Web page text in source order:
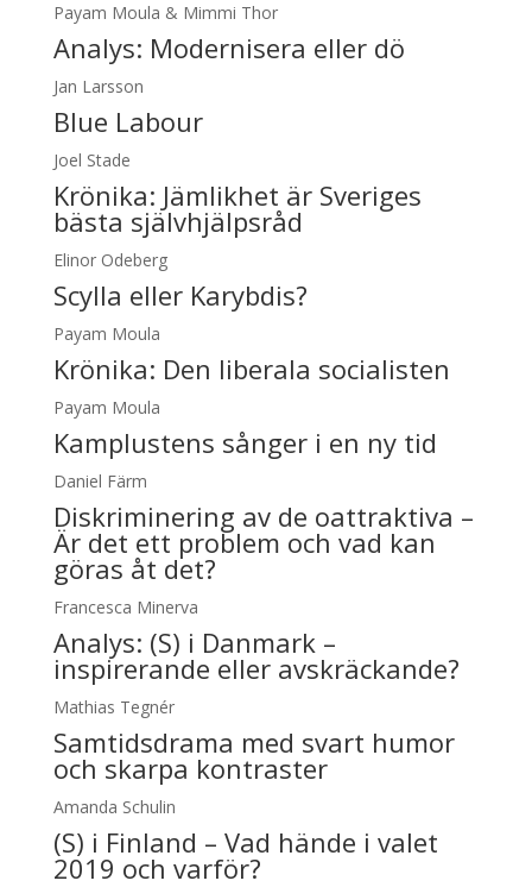
Payam Moula & Mimmi Thor
Analys: Modernisera eller dö
Jan Larsson
Blue Labour
Joel Stade
Krönika: Jämlikhet är Sveriges
bästa självhjälpsråd
Elinor Odeberg
Scylla eller Karybdis?
Payam Moula
Krönika: Den liberala socialisten
Payam Moula
Kamplustens sånger i en ny tid
Daniel Färm
Diskriminering av de oattraktiva –
Är det ett problem och vad kan
göras åt det?
Francesca Minerva
Analys: (S) i Danmark –
inspirerande eller avskräckande?
Mathias Tegnér
Samtidsdrama med svart humor
och skarpa kontraster
Amanda Schulin
(S) i Finland – Vad hände i valet
2019 och varför?